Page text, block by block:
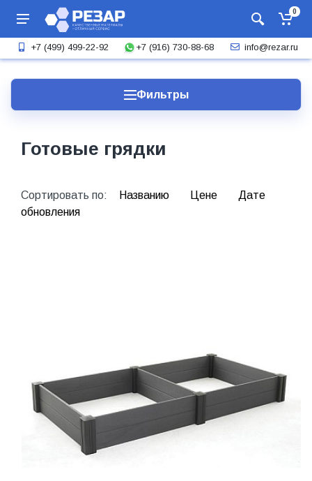
0
+7 (499) 499-22-92 +7 (916) 730-88-68 info@rezar.ru
Фильтры
Готовые грядки
Сортировать по: Названию Цене
Дате
обновления